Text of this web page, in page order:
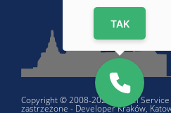
Copyright © 2008-2026 Wawel
zastrzeżone - Developer Kraków,
TAK